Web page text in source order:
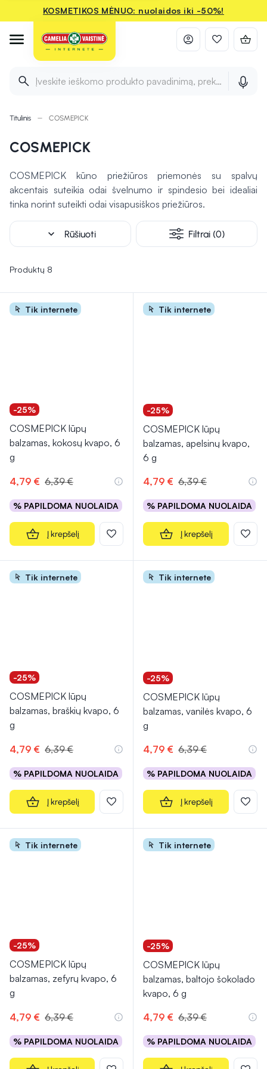
KOSMETIKOS MĖNUO: nuolaidos iki -50%!
Įveskite ieškomo produkto pavadinimą, prekės ženklą ir
Titulinis COSMEPICK
COSMEPICK
COSMEPICK kūno priežiūros priemonės su spalvų
akcentais suteikia odai švelnumo ir spindesio bei idealiai
tinka norint suteikti odai visapusiškos priežiūros.
expand_more Rūšiuoti Filtrai (0)
Produktų 8
Tik internete
-25%
COSMEPICK lūpų
balzamas, kokosų kvapo, 6
g
4,79 € 6,39 €
% PAPILDOMA NUOLAIDA
Į krepšelį
Tik internete
-25%
COSMEPICK lūpų
balzamas, apelsinų kvapo,
6 g
4,79 € 6,39 €
% PAPILDOMA NUOLAIDA
Į krepšelį
Tik internete
-25%
COSMEPICK lūpų
balzamas, braškių kvapo, 6
g
4,79 € 6,39 €
% PAPILDOMA NUOLAIDA
Į krepšelį
Tik internete
-25%
COSMEPICK lūpų
balzamas, vanilės kvapo, 6
g
4,79 € 6,39 €
% PAPILDOMA NUOLAIDA
Į krepšelį
Tik internete
-25%
COSMEPICK lūpų
balzamas, zefyrų kvapo, 6
g
4,79 € 6,39 €
% PAPILDOMA NUOLAIDA
Tik internete
-25%
COSMEPICK lūpų
balzamas, baltojo šokolado
kvapo, 6 g
4,79 € 6,39 €
% PAPILDOMA NUOLAIDA